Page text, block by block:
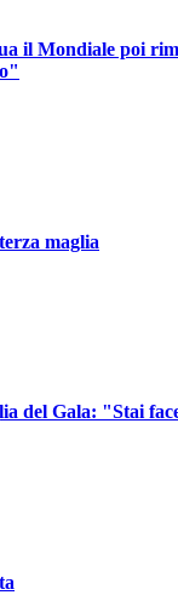
il Mondiale poi
maglia
del Gala: "Stai